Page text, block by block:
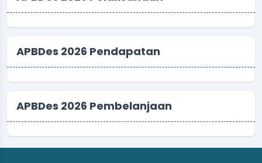
APBDes 2026 Pendapatan
APBDes 2026 Pembelanjaan